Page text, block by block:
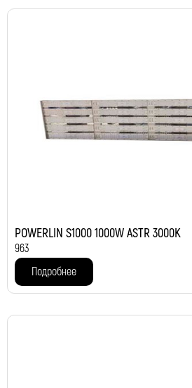
POWERLIN S1000 1000W ASTR 3000K
963
Подробнее